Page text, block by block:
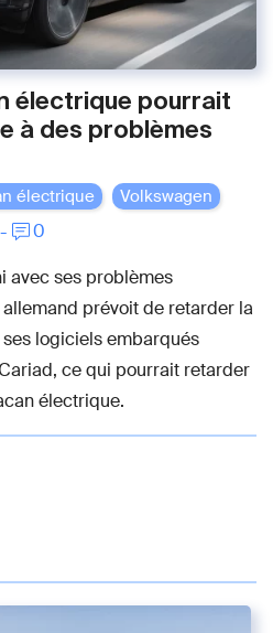
électrique pourrait
à des problèmes
électrique Volkswagen
0
avec ses problèmes
prévoit de retarder la
logiciels embarqués
ce qui pourrait retarder
électrique.